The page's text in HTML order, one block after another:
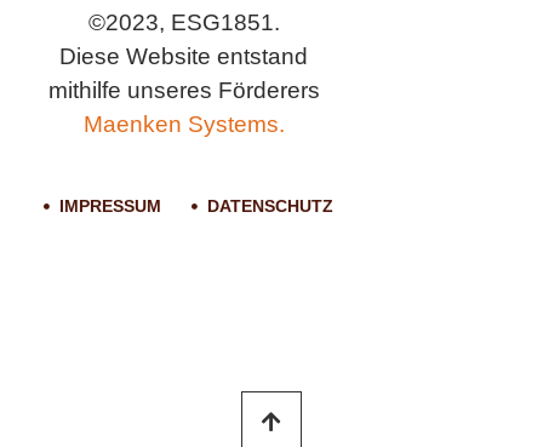
©2023, ESG1851.
Diese Website entstand
mithilfe unseres Förderers
Maenken Systems.
IMPRESSUM DATENSCHUTZ